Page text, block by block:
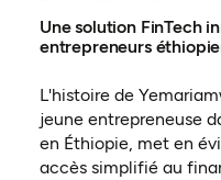
Une solution FinTech
entrepreneurs
L'histoire de
jeune entrepreneuse
en Éthiopie, met en
accès simplifié au